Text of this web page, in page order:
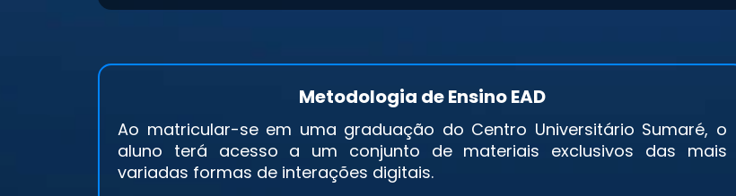
Metodologia de Ensino EAD
Ao matricular-se em uma graduação do Centro Universitário Sumaré, o
aluno terá acesso a um conjunto de materiais exclusivos das mais
variadas formas de interações digitais.